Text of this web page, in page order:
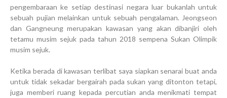
pengembaraan ke setiap destinasi negara luar bukanlah untuk
sebuah pujian melainkan untuk sebuah pengalaman. Jeongseon
dan Gangneung merupakan kawasan yang akan dibanjiri oleh
tetamu musim sejuk pada tahun 2018 sempena Sukan Olimpik
musim sejuk.
Ketika berada di kawasan terlibat saya siapkan senarai buat anda
untuk tidak sekadar bergairah pada sukan yang ditonton tetapi,
juga memberi ruang kepada percutian anda menikmati tempat